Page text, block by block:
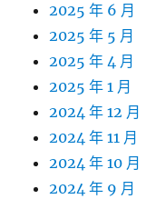
2025 年 6 月
2025 年 5 月
2025 年 4 月
2025 年 1 月
2024 年 12 月
2024 年 11 月
2024 年 10 月
2024 年 9 月